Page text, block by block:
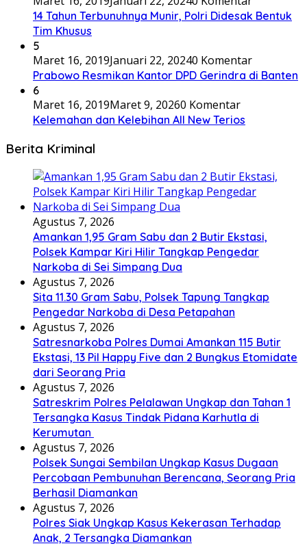
14 Tahun Terbunuhnya Munir, Polri Didesak Bentuk
Tim Khusus
5
Maret 16, 2019Januari 22, 20240 Komentar
Prabowo Resmikan Kantor DPD Gerindra di Banten
6
Maret 16, 2019Maret 9, 20260 Komentar
Kelemahan dan Kelebihan All New Terios
Berita Kriminal
Agustus 7, 2026
Amankan 1,95 Gram Sabu dan 2 Butir Ekstasi,
Polsek Kampar Kiri Hilir Tangkap Pengedar
Narkoba di Sei Simpang Dua
Agustus 7, 2026
Sita 11.30 Gram Sabu, Polsek Tapung Tangkap
Pengedar Narkoba di Desa Petapahan
Agustus 7, 2026
Satresnarkoba Polres Dumai Amankan 115 Butir
Ekstasi, 13 Pil Happy Five dan 2 Bungkus Etomidate
dari Seorang Pria
Agustus 7, 2026
Satreskrim Polres Pelalawan Ungkap dan Tahan 1
Tersangka Kasus Tindak Pidana Karhutla di
Kerumutan
Agustus 7, 2026
Polsek Sungai Sembilan Ungkap Kasus Dugaan
Percobaan Pembunuhan Berencana, Seorang Pria
Berhasil Diamankan
Agustus 7, 2026
Polres Siak Ungkap Kasus Kekerasan Terhadap
Anak, 2 Tersangka Diamankan